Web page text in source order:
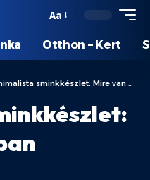
Aa
Otthon – Kert
sminkkészlet: Mire van valóban szükséged?